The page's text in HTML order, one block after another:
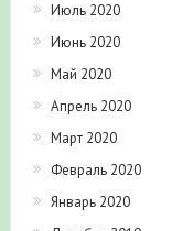
Июль 2020
Июнь 2020
Май 2020
Апрель 2020
Март 2020
Февраль 2020
Январь 2020